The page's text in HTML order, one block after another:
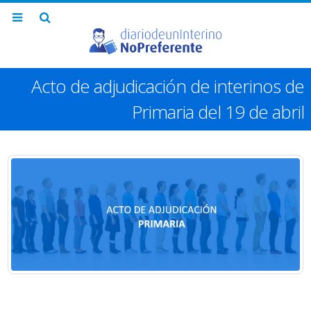
Acto de adjudicación de interinos de
Primaria del 19 de abril